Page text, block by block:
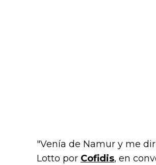
"Venía de Namur y me
Lotto por Cofidis, en